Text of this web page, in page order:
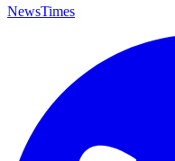
NewsTimes